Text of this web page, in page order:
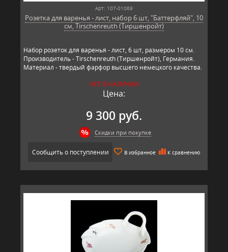
Арт: 107-01069
Розетка для варенья - лист, набор 6 шт, "Баттерфляй", 10
см, Tirschenreuth (Тиршенройт)
Набор розеток для варенья - лист, 6 шт, размером 10 см.
Производитель - Tirschenreuth (Тиршенройт), Германия.
Материал - твердый фарфор высшего немецкого качества.
НЕТ В НАЛИЧИИ
Цена:
9 300 руб.
Скидки при покупке
Сообщить о поступлении В избранное К сравнению